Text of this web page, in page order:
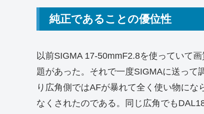
純正であることの優位性
以前SIGMA 17-50mmF2.8を使っていて
題があった。それで一度SIGMAに送って
り広角側ではAFが暴れて全く使い物に
なくされたのである。同じ広角でも